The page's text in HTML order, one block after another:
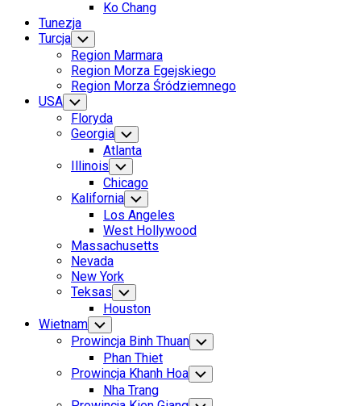
Child
Menu
Ko Chang
Tunezja
Turcja Toggle
Child
Menu
Region Marmara
Region Morza Egejskiego
Region Morza Śródziemnego
USA Toggle
Child
Menu
Floryda
Georgia Toggle
Child
Menu
Atlanta
Illinois Toggle
Child
Menu
Chicago
Kalifornia Toggle
Child
Menu
Los Angeles
West Hollywood
Massachusetts
Nevada
New York
Teksas Toggle
Child
Menu
Houston
Wietnam Toggle
Child
Menu
Prowincja Binh Thuan Toggle
Child
Menu
Phan Thiet
Prowincja Khanh Hoa Toggle
Child
Menu
Nha Trang